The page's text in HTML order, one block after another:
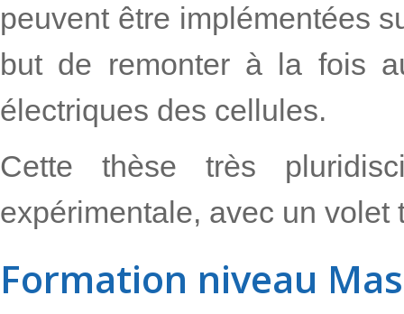
peuvent être implémentées
but de remonter à la fois
électriques des cellules.
Cette thèse très
expérimentale, avec un
Formation niveau